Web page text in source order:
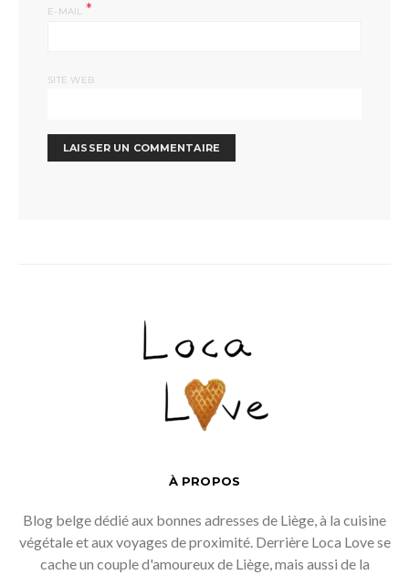
E-MAIL *
SITE WEB
À PROPOS
Blog belge dédié aux bonnes adresses de Liège, à la cuisine
végétale et aux voyages de proximité. Derrière Loca Love se
cache un couple d'amoureux de Liège, mais aussi de la